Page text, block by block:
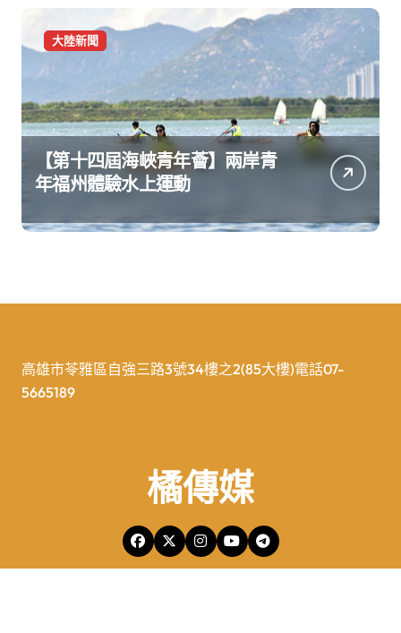
大陸新聞
【第十四屆海峽青年薈】兩岸青
年福州體驗水上運動
高雄市苓雅區自強三路3號34樓之2(85大樓)電話07-
5665189
橘傳媒